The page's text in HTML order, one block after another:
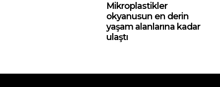
Mikroplastikler
okyanusun en derin
yaşam alanlarına kadar
ulaştı